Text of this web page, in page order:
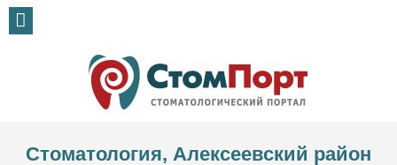
Стоматология, Алексеевский район